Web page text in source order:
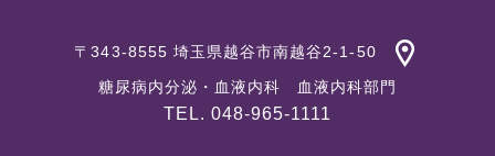
〒343-8555 埼玉県越谷市南越谷2-1-50
糖尿病内分泌・血液内科 血液内科部門
TEL. 048-965-1111